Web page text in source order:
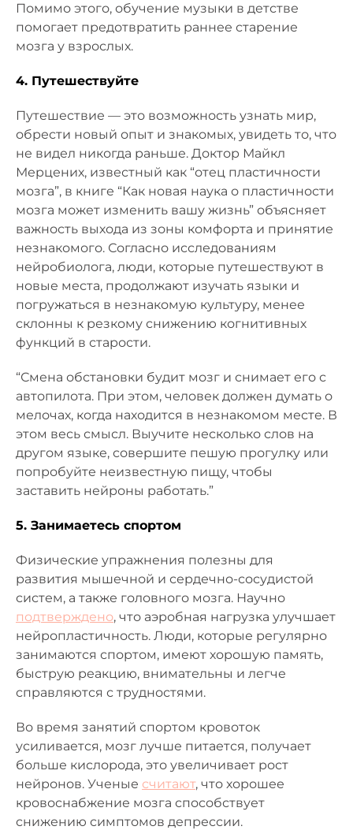
Помимо этого, обучение музыки в детстве
помогает предотвратить раннее старение
мозга у взрослых.
4. Путешествуйте
Путешествие — это возможность узнать мир,
обрести новый опыт и знакомых, увидеть то, что
не видел никогда раньше. Доктор Майкл
Мерцених, известный как “отец пластичности
мозга”, в книге “Как новая наука о пластичности
мозга может изменить вашу жизнь” объясняет
важность выхода из зоны комфорта и принятие
незнакомого. Согласно исследованиям
нейробиолога, люди, которые путешествуют в
новые места, продолжают изучать языки и
погружаться в незнакомую культуру, менее
склонны к резкому снижению когнитивных
функций в старости.
“Смена обстановки будит мозг и снимает его с
автопилота. При этом, человек должен думать о
мелочах, когда находится в незнакомом месте. В
этом весь смысл. Выучите несколько слов на
другом языке, совершите пешую прогулку или
попробуйте неизвестную пищу, чтобы
заставить нейроны работать.”
5. Занимаетесь спортом
Физические упражнения полезны для
развития мышечной и сердечно-сосудистой
систем, а также головного мозга. Научно
подтверждено, что аэробная нагрузка улучшает
нейропластичность. Люди, которые регулярно
занимаются спортом, имеют хорошую память,
быструю реакцию, внимательны и легче
справляются с трудностями.
Во время занятий спортом кровоток
усиливается, мозг лучше питается, получает
больше кислорода, это увеличивает рост
нейронов. Ученые считают, что хорошее
кровоснабжение мозга способствует
снижению симптомов депрессии.